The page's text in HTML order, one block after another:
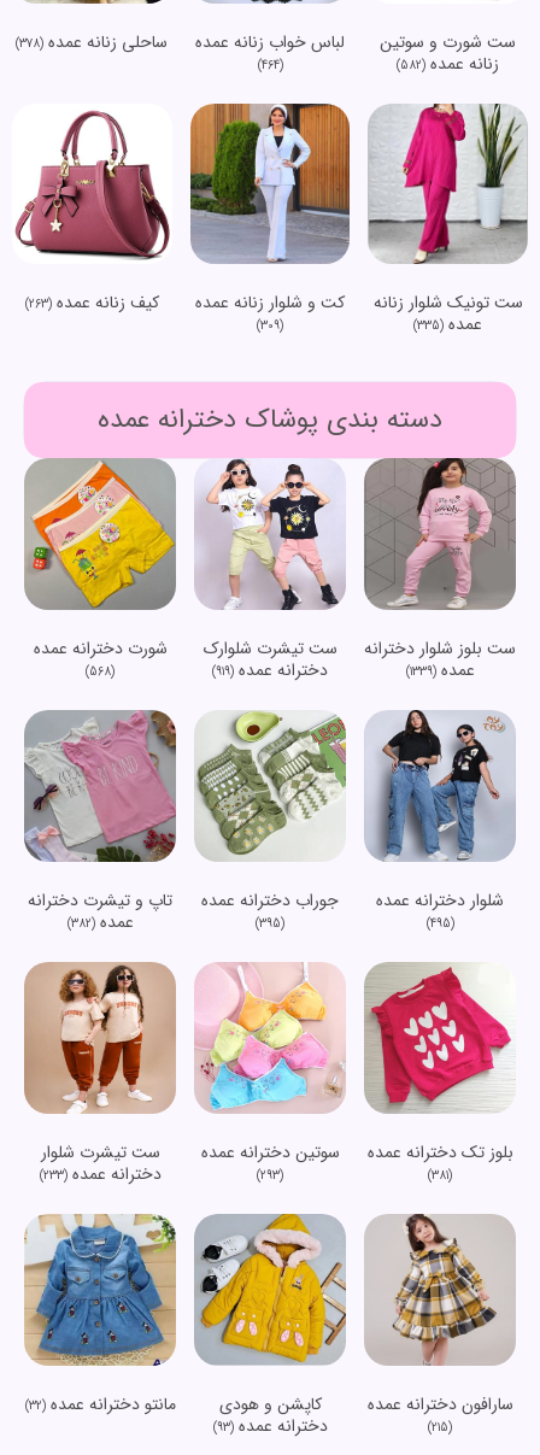
ست شورت و سوتین
زنانه عمده (582)
لباس خواب زنانه عمده
(464)
ساحلی زنانه عمده (378)
ست تونیک شلوار زنانه
عمده (335)
کت و شلوار زنانه عمده
(309)
کیف زنانه عمده(263)
دسته بندی پوشاک دخترانه عمده
ست بلوز شلوار دخترانه
عمده(1339)
ست تیشرت شلوارک
دخترانه عمده (919)
شورت دخترانه عمده
(568)
شلوار دخترانه عمده
(495)
جوراب دخترانه عمده
(395)
تاپ و تیشرت دخترانه
عمده(382)
بلوز تک دخترانه عمده
(381)
سوتین دخترانه عمده
(293)
ست تیشرت شلوار
دخترانه عمده(233)
سارافون دخترانه عمده
(215)
کاپشن و هودی
دخترانه عمده(93)
مانتو دخترانه عمده(32)